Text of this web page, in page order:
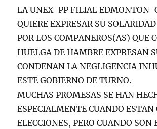
LA UNEX-PP FILIAL EDMONTON-
QUIERE EXPRESAR SU
POR LOS COMPANEROS(AS) QUE
HUELGA DE HAMBRE EXPRESAN
CONDENAN LA NEGLIGENCIA
ESTE GOBIERNO DE TURNO.
MUCHAS PROMESAS SE HAN
ESPECIALMENTE CUANDO ESTAN
ELECCIONES, PERO CUANDO SON